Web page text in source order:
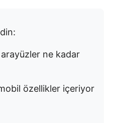
ne kadar
özellikler içeriyor